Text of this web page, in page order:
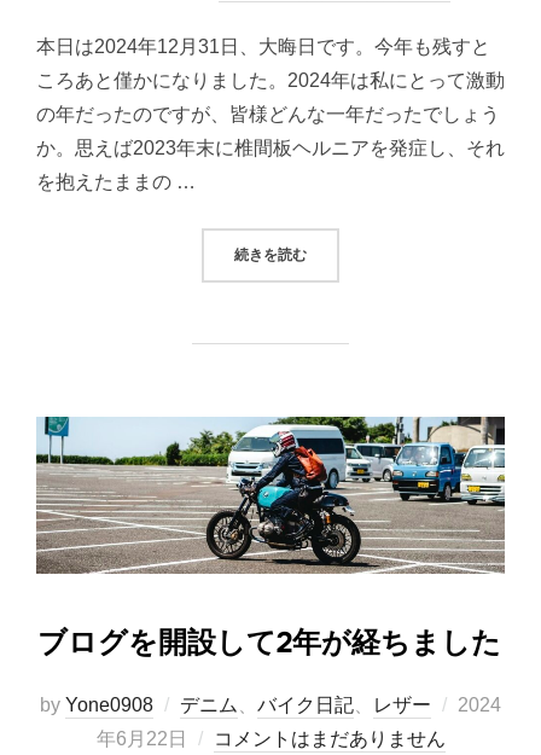
本日は2024年12月31日、大晦日です。今年も残すと
ころあと僅かになりました。2024年は私にとって激動
の年だったのですが、皆様どんな一年だったでしょう
か。思えば2023年末に椎間板ヘルニアを発症し、それ
を抱えたままの …
続きを読む“激動の2024年を振り返る”
ブログを開設して2年が経ちました
by Yone0908 デニム バイク日記 レザー
投
2024
年6月22日
コメントはまだありません